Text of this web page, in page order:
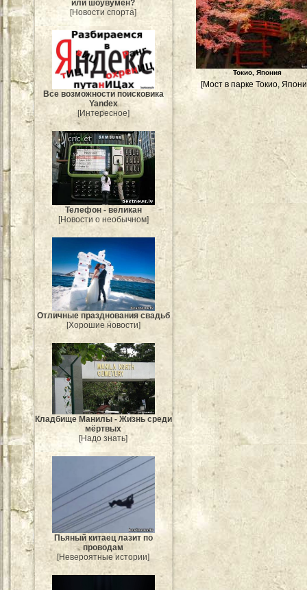
или шоувумен?
[Новости спорта]
Все возможности поисковика
Yandex
[Интересное]
Телефон - великан
[Новости о необычном]
Отличные празднования свадьб
[Хорошие новости]
Кладбище Манилы - Жизнь среди
мёртвых
[Надо знать]
Пьяный китаец лазит по
проводам
[Невероятные истории]
Токио, Япония
[Мост в парке Токио,